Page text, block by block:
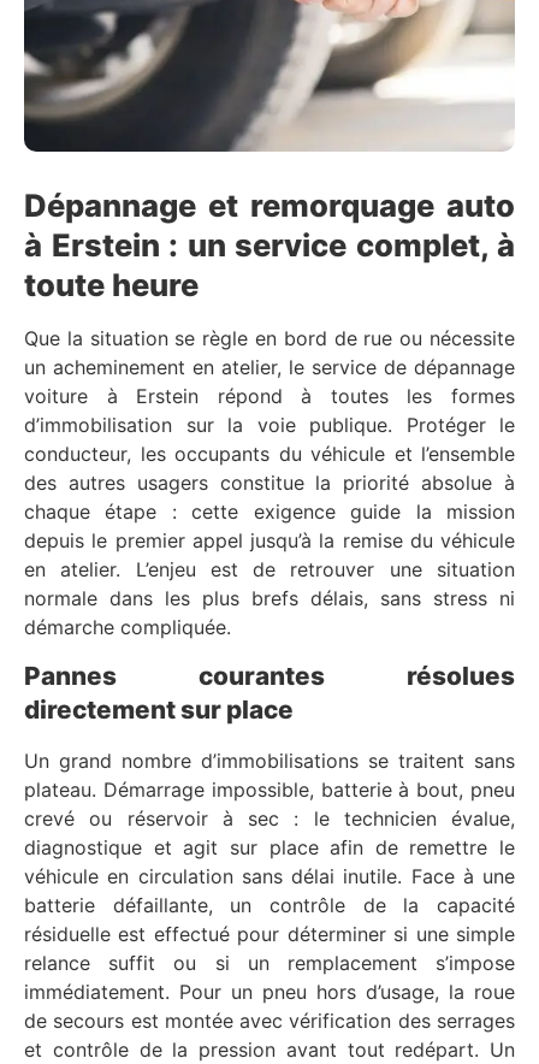
Dépannage et remorquage auto
à Erstein : un service complet, à
toute heure
Que la situation se règle en bord de rue ou nécessite
un acheminement en atelier, le service de dépannage
voiture à Erstein répond à toutes les formes
d’immobilisation sur la voie publique. Protéger le
conducteur, les occupants du véhicule et l’ensemble
des autres usagers constitue la priorité absolue à
chaque étape : cette exigence guide la mission
depuis le premier appel jusqu’à la remise du véhicule
en atelier. L’enjeu est de retrouver une situation
normale dans les plus brefs délais, sans stress ni
démarche compliquée.
Pannes courantes résolues
directement sur place
Un grand nombre d’immobilisations se traitent sans
plateau. Démarrage impossible, batterie à bout, pneu
crevé ou réservoir à sec : le technicien évalue,
diagnostique et agit sur place afin de remettre le
véhicule en circulation sans délai inutile. Face à une
batterie défaillante, un contrôle de la capacité
résiduelle est effectué pour déterminer si une simple
relance suffit ou si un remplacement s’impose
immédiatement. Pour un pneu hors d’usage, la roue
de secours est montée avec vérification des serrages
et contrôle de la pression avant tout redépart. Un